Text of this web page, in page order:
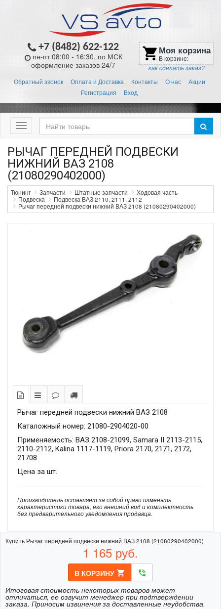
+7 (8482) 622-122
пн-пт 08:00 - 16:30, по МСК
оформление заказов 24/7
shopping_cart Моя корзина
В корзине:
как сделать заказ?
Обратный звонок Оплата и Доставка Контакты О нас
Акции
Регистрация
Вход
Меню
РЫЧАГ ПЕРЕДНЕЙ ПОДВЕСКИ
НИЖНИЙ ВАЗ 2108
(21080290402000)
Тюнинг Запчасти Штатные запчасти
Ходовая часть
Подвеска
Подвеска ВАЗ 2110, 2111, 2112
Рычаг передней подвески нижний ВАЗ 2108 (21080290402000)
Рычаг передней подвески нижний ВАЗ 2108
Каталожный номер: 21080-2904020-00
Применяемость: ВАЗ 2108-21099, Samara II 2113-2115,
2110-2112, Kalina 1117-1119, Priora 2170, 2171, 2172,
21708
Цена за шт.
Производитель оставляет за собой право изменять
характеристики товара, его внешний вид и комплектность
без предварительного уведомления продавца.
Купить Рычаг передней подвески нижний ВАЗ 2108 (21080290402000)
1 165 руб.
В КОРЗИНУ shopping_cart phone_in_talk
Итоговая стоимость некоторых товаров может
отличаться, ее озвучит менеджер при подтверждении
заказа. Приносим извинения за доставленные неудобства.